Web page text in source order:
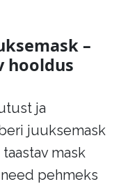
–
hooldus
ja
juuksemask
mask
pehmeks